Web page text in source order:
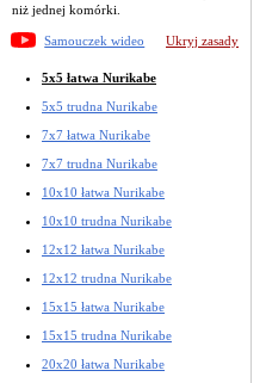
niż jednej komórki.
Samouczek wideo Ukryj zasady
5x5 łatwa Nurikabe
5x5 trudna Nurikabe
7x7 łatwa Nurikabe
7x7 trudna Nurikabe
10x10 łatwa Nurikabe
10x10 trudna Nurikabe
12x12 łatwa Nurikabe
12x12 trudna Nurikabe
15x15 łatwa Nurikabe
15x15 trudna Nurikabe
20x20 łatwa Nurikabe